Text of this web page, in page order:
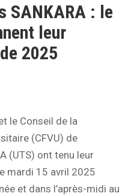
SANKARA : le
leur
2025
le Conseil de la
(CFVU) de
(UTS) ont tenu leur
mardi 15 avril 2025
et dans l’après-midi au